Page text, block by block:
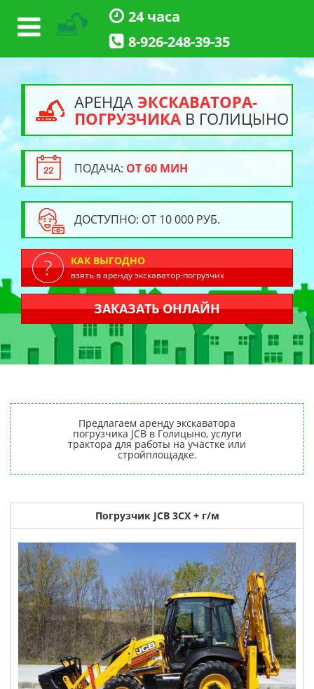
24 часа
8-926-248-39-35
АРЕНДА ЭКСКАВАТОРА-
ПОГРУЗЧИКА В ГОЛИЦЫНО
ПОДАЧА: ОТ 60 МИН
ДОСТУПНО: ОТ 10 000 РУБ.
КАК ВЫГОДНО
взять в аренду экскаватор-погрузчик
ЗАКАЗАТЬ ОНЛАЙН
Предлагаем аренду экскаватора
погрузчика JCB в Голицыно, услуги
трактора для работы на участке или
стройплощадке.
Погрузчик JCB 3CX + г/м